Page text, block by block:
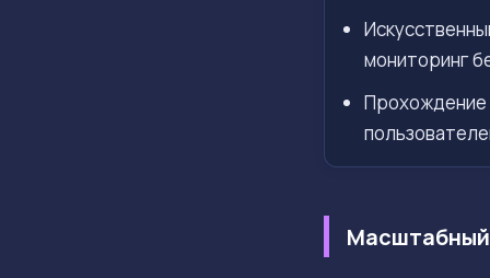
мониторинг
Прохождение
Масштабный